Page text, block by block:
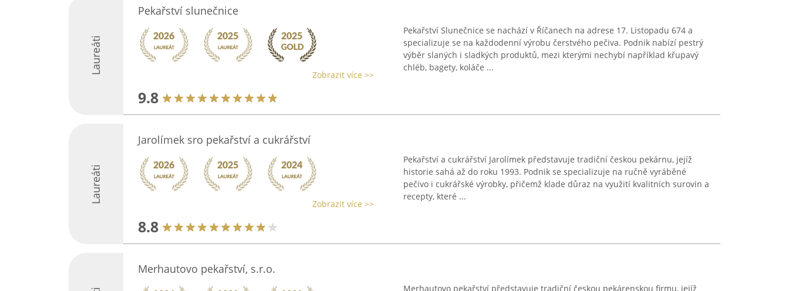
Laureáti
Pekařství slunečnice
Zobrazit více >>
9.8
Pekařství Slunečnice se nachází v Říčanech na adrese 17. Listopadu 674 a
specializuje se na každodenní výrobu čerstvého pečiva. Podnik nabízí pestrý
výběr slaných i sladkých produktů, mezi kterými nechybí například křupavý
chléb, bagety, koláče ...
Laureáti
Jarolímek sro pekařství a cukrářství
Zobrazit více >>
8.8
Pekařství a cukrářství Jarolímek představuje tradiční českou pekárnu, jejíž
historie sahá až do roku 1993. Podnik se specializuje na ručně vyráběné
pečivo i cukrářské výrobky, přičemž klade důraz na využití kvalitních surovin a
recepty, které ...
Merhautovo pekařství, s.r.o.
Merhautovo pekařství představuje tradiční českou pekárenskou firmu, jejíž